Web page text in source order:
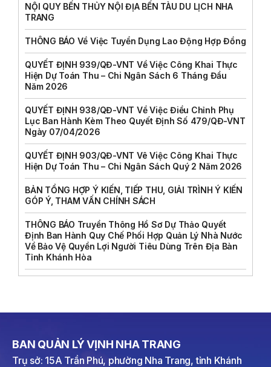
NỘI QUY BẾN THỦY NỘI ĐỊA BẾN TÀU DU LỊCH NHA
TRANG
THÔNG BÁO Về Việc Tuyển Dụng Lao Động Hợp Đồng
QUYẾT ĐỊNH 939/QĐ-VNT Về Việc Công Khai Thực
Hiện Dự Toán Thu – Chi Ngân Sách 6 Tháng Đầu
Năm 2026
QUYẾT ĐỊNH 938/QĐ-VNT Về Việc Điều Chỉnh Phụ
Lục Ban Hành Kèm Theo Quyết Định Số 479/QĐ-VNT
Ngày 07/04/2026
QUYẾT ĐỊNH 903/QĐ-VNT Vê Việc Công Khai Thực
Hiện Dự Toán Thu – Chi Ngân Sách Quý 2 Năm 2026
BẢN TỔNG HỢP Ý KIẾN, TIẾP THU, GIẢI TRÌNH Ý KIẾN
GÓP Ý, THAM VẤN CHÍNH SÁCH
THÔNG BÁO Truyền Thông Hồ Sơ Dự Thảo Quyết
Định Ban Hành Quy Chế Phối Hợp Quản Lý Nhà Nước
Về Bảo Vệ Quyền Lợi Người Tiêu Dùng Trên Địa Bàn
Tỉnh Khánh Hòa
BAN QUẢN LÝ VỊNH NHA TRANG
Trụ sở: 15A Trần Phú, phường Nha Trang, tỉnh Khánh